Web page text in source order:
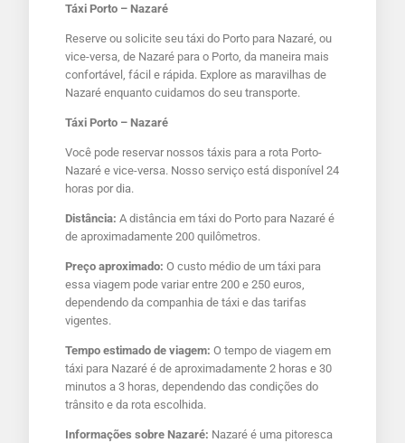
Táxi Porto – Nazaré
Reserve ou solicite seu táxi do Porto para Nazaré, ou
vice-versa, de Nazaré para o Porto, da maneira mais
confortável, fácil e rápida. Explore as maravilhas de
Nazaré enquanto cuidamos do seu transporte.
Táxi Porto – Nazaré
Você pode reservar nossos táxis para a rota Porto-
Nazaré e vice-versa. Nosso serviço está disponível 24
horas por dia.
Distância: A distância em táxi do Porto para Nazaré é
de aproximadamente 200 quilômetros.
Preço aproximado: O custo médio de um táxi para
essa viagem pode variar entre 200 e 250 euros,
dependendo da companhia de táxi e das tarifas
vigentes.
Tempo estimado de viagem: O tempo de viagem em
táxi para Nazaré é de aproximadamente 2 horas e 30
minutos a 3 horas, dependendo das condições do
trânsito e da rota escolhida.
Informações sobre Nazaré: Nazaré é uma pitoresca